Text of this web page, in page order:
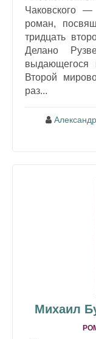
Чаковского —
роман,
тридцать
Делано
выдающегося
Второй
раз...
Михаил